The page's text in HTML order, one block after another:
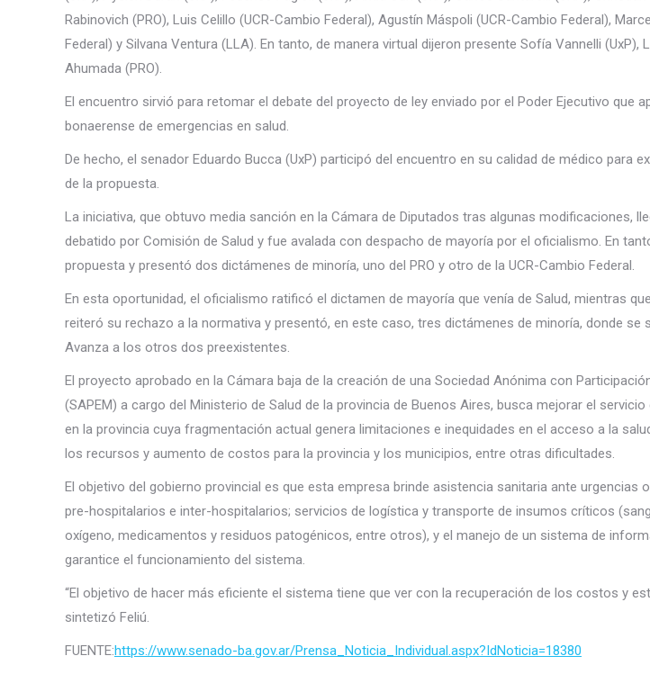
Rabinovich (PRO), Luis Celillo (UCR-Cambio Federal), Agustín Máspoli (UCR-Cambio Federal),
Federal) y Silvana Ventura (LLA). En tanto, de manera virtual dijeron presente Sofía Vannelli (UxP),
Ahumada (PRO).
El encuentro sirvió para retomar el debate del proyecto de ley enviado por el Poder Ejecutivo que
bonaerense de emergencias en salud.
De hecho, el senador Eduardo Bucca (UxP) participó del encuentro en su calidad de médico para
de la propuesta.
La iniciativa, que obtuvo media sanción en la Cámara de Diputados tras algunas modificaciones,
debatido por Comisión de Salud y fue avalada con despacho de mayoría por el oficialismo. En
propuesta y presentó dos dictámenes de minoría, uno del PRO y otro de la UCR-Cambio Federal.
En esta oportunidad, el oficialismo ratificó el dictamen de mayoría que venía de Salud, mientras
reiteró su rechazo a la normativa y presentó, en este caso, tres dictámenes de minoría, donde se
Avanza a los otros dos preexistentes.
El proyecto aprobado en la Cámara baja de la creación de una Sociedad Anónima con
(SAPEM) a cargo del Ministerio de Salud de la provincia de Buenos Aires, busca mejorar el
en la provincia cuya fragmentación actual genera limitaciones e inequidades en el acceso a la
los recursos y aumento de costos para la provincia y los municipios, entre otras dificultades.
El objetivo del gobierno provincial es que esta empresa brinde asistencia sanitaria ante urgencias
pre-hospitalarios e inter-hospitalarios; servicios de logística y transporte de insumos críticos
oxígeno, medicamentos y residuos patogénicos, entre otros), y el manejo de un sistema de
garantice el funcionamiento del sistema.
“El objetivo de hacer más eficiente el sistema tiene que ver con la recuperación de los costos y
sintetizó Feliú.
FUENTE:https://www.senado-ba.gov.ar/Prensa_Noticia_Individual.aspx?IdNoticia=18380